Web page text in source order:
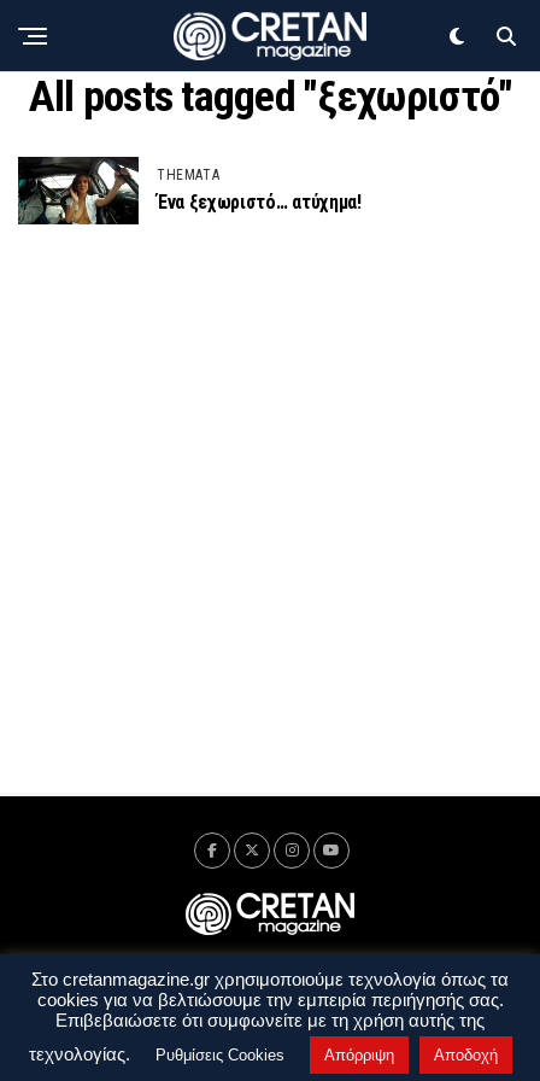
All posts tagged "ξεχωριστό"
THEMATA
Ένα ξεχωριστό… ατύχημα!
Ταυτότητα Πολιτική Απορρήτου
Όροι Χρήσης
Όροι και Προϋποθέσεις
Στο cretanmagazine.gr χρησιμοποιούμε τεχνολογία όπως τα
cookies για να βελτιώσουμε την εμπειρία περιήγησής σας.
Επιβεβαιώσετε ότι συμφωνείτε με τη χρήση αυτής της
τεχνολογίας.
Ρυθμίσεις Cookies Απόρριψη Αποδοχή